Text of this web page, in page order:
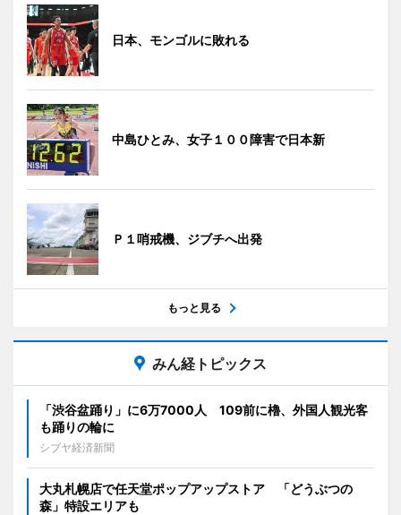
日本、モンゴルに敗れる
中島ひとみ、女子１００障害で日本新
Ｐ１哨戒機、ジブチへ出発
もっと見る
みん経トピックス
「渋谷盆踊り」に6万7000人 109前に櫓、外国人観光客
も踊りの輪に
シブヤ経済新聞
大丸札幌店で任天堂ポップアップストア 「どうぶつの
森」特設エリアも